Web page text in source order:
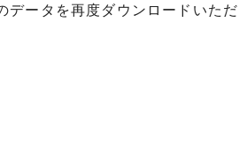
ータを再度ダウンロードいただ